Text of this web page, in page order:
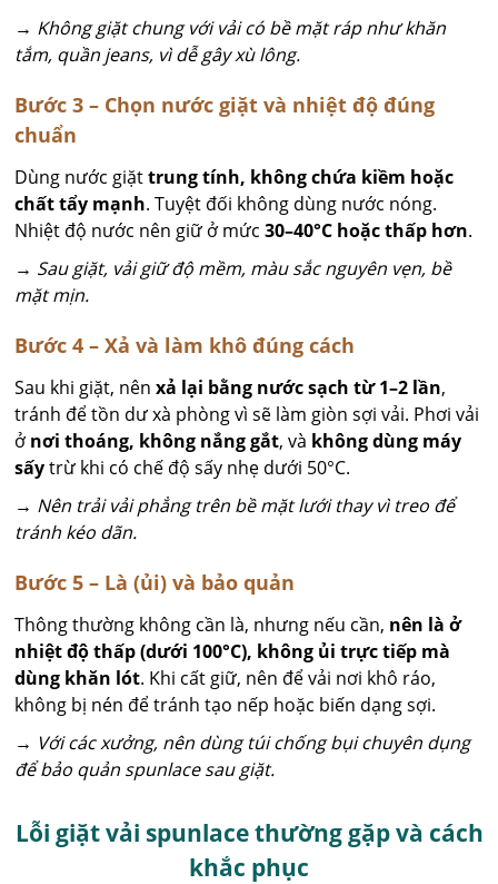
→ Không giặt chung với vải có bề mặt ráp như khăn
tắm, quần jeans, vì dễ gây xù lông.
Bước 3 – Chọn nước giặt và nhiệt độ đúng
chuẩn
Dùng nước giặttrung tính, không chứa kiềm hoặc
chất tẩy mạnh. Tuyệt đối không dùng nước nóng.
Nhiệt độ nước nên giữ ở mức30–40°C hoặc thấp hơn.
→ Sau giặt, vải giữ độ mềm, màu sắc nguyên vẹn, bề
mặt mịn.
Bước 4 – Xả và làm khô đúng cách
Sau khi giặt, nênxả lại bằng nước sạch từ 1–2 lần,
tránh để tồn dư xà phòng vì sẽ làm giòn sợi vải. Phơi vải
ởnơi thoáng, không nắng gắt, và không dùng máy
sấytrừ khi có chế độ sấy nhẹ dưới 50°C.
→ Nên trải vải phẳng trên bề mặt lưới thay vì treo để
tránh kéo dãn.
Bước 5 – Là (ủi) và bảo quản
Thông thường không cần là, nhưng nếu cần, nên là ở
nhiệt độ thấp (dưới 100°C), không ủi trực tiếp mà
dùng khăn lót. Khi cất giữ, nên để vải nơi khô ráo,
không bị nén để tránh tạo nếp hoặc biến dạng sợi.
→ Với các xưởng, nên dùng túi chống bụi chuyên dụng
để bảo quản spunlace sau giặt.
Lỗi giặt vải spunlace thường gặp và cách
khắc phục